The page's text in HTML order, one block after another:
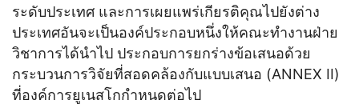
ระดับประเทศ และการเผยแพร่เกียรติคุณไปยังต่าง
ประเทศอันจะเป็นองค์ประกอบหนึ่งให้คณะทำงานฝ่าย
วิชาการได้นำไป ประกอบการยกร่างข้อเสนอด้วย
กระบวนการวิจัยที่สอดคล้องกับแบบเสนอ (ANNEX II)
ที่องค์การยูเนสโกกำหนดต่อไป